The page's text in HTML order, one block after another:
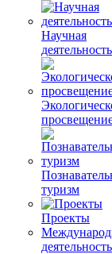
Научная
деятельность
туризм
Проекты
деятельность